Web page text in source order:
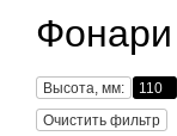
Высота, мм:
110
Очистить фильтр